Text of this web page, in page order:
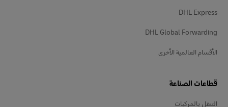
DHL Express
DHL Global Forwarding
الأقسام العالمية الأخرى
قطاعات الصناعة
التنقل بالمركبات